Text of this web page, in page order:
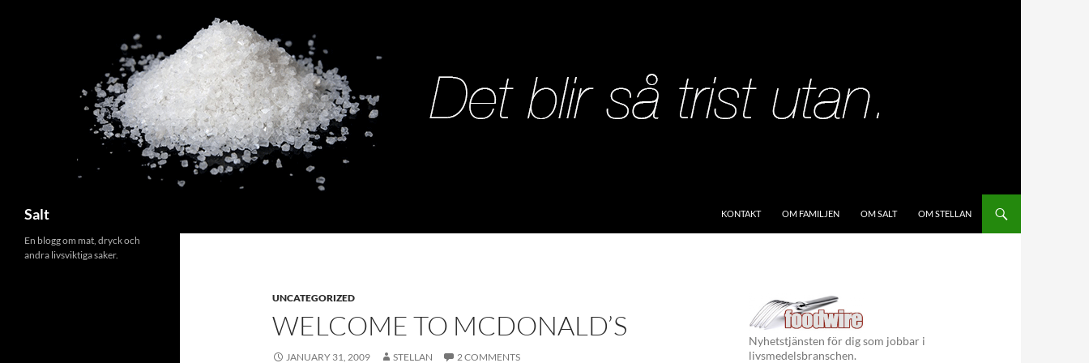
Salt
KONTAKT
OM FAMILJEN OM SALT OM STELLAN
UNCATEGORIZED
WELCOME TO MCDONALD’S
JANUARY 31, 2009 STELLAN 2 COMMENTS
Nyhetstjänsten för dig som jobbar i
livsmedelsbranschen.
En blogg om mat, dryck och
andra livsviktiga saker.